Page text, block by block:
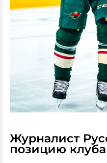
Журналист
позицию клуба